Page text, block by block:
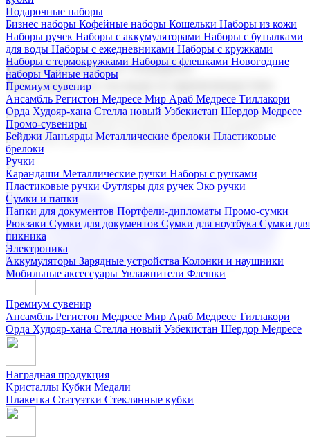
Подарочные наборы
Бизнес наборы Кофейные наборы Кошельки Наборы из кожи
Наборы ручек Наборы с аккумуляторами Наборы с бутылками
для воды Наборы с ежедневниками Наборы с кружками
Наборы с термокружками Наборы с флешками Новогодние
наборы Чайные наборы
Премиум сувенир
Ансамбль Регистон Медресе Мир Араб Медресе Тиллакори
Орда Худояр-хана Стелла новый Узбекистан Шердор Медресе
Промо-сувениры
Бейджи Ланъярды Металлические брелоки Пластиковые
брелоки
Ручки
Карандаши Металлические ручки Наборы с ручками
Пластиковые ручки Футляры для ручек Эко ручки
Сумки и папки
Папки для документов Портфели-дипломаты Промо-сумки
Рюкзаки Сумки для документов Сумки для ноутбука Сумки для
пикника
Электроника
Аккумуляторы Зарядные устройства Колонки и наушники
Мобильные аксессуары Увлажнители Флешки
Корпоративные подарки
Поставка со склада и производство
Мы предлагаем широкий выбор корпоративных подарков и
сувениров с логотипом. В нашем каталоге вы найдете
продукцию для бизнеса, мероприятия и клиентов.
Подарочные наборы
Бизнес наборыКофейные наборы Кошельки
Наборы из кожиНаборы ручекНаборы с аккумуляторами
Наборы с бутылками для воды
Наборы с ежедневниками
Наборы с кружками
флешкамиНовогодние наборыЧайные наборы
Премиум сувенир
Ансамбль Регистон Медресе Мир Араб Медресе Тиллакори
Орда Худояр-хана Стелла новый Узбекистан Шердор Медресе
Наградная продукция
Kристаллы Кубки Медали
Плакетка Статуэтки Стеклянные кубки